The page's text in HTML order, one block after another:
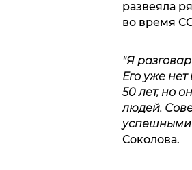
развеяла
во время
"Я
Его уже
50 лет, но
людей.
успешными
Соколова.